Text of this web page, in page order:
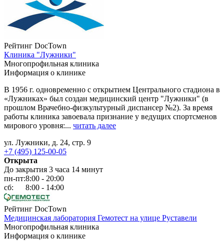
Рейтинг DocTown
Клиника "Лужники"
Многопрофильная клиника
Информация о клинике
В 1956 г. одновременно с открытием Центрального стадиона в
«Лужниках» был создан медицинский центр "Лужники" (в
прошлом Врачебно-физкультурный диспансер №2). За время
работы клиника завоевала признание у ведущих спортсменов
мирового уровня:... читать далее
ул. Лужники, д. 24, стр. 9
+7 (495) 125-00-05
Открыта
До закрытия 3 часа 14 минут
пн-пт:8:00 - 20:00
сб:
8:00 - 14:00
Рейтинг DocTown
Медицинская лаборатория Гемотест на улице Руставели
Многопрофильная клиника
Информация о клинике